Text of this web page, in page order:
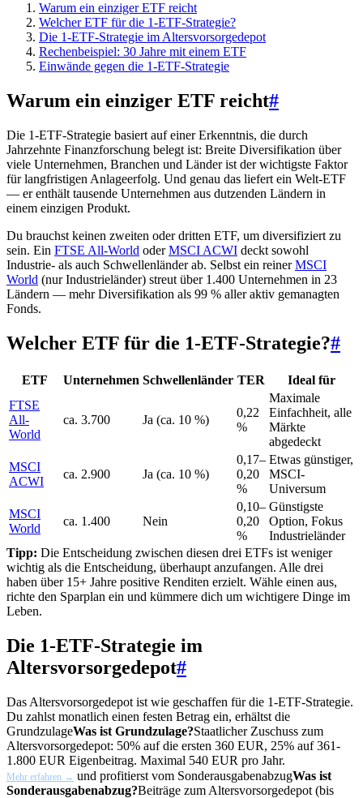
Warum ein einziger ETF reicht
Welcher ETF für die 1-ETF-Strategie?
Die 1-ETF-Strategie im Altersvorsorgedepot
Rechenbeispiel: 30 Jahre mit einem ETF
Einwände gegen die 1-ETF-Strategie
Warum ein einziger ETF reicht#
Die 1-ETF-Strategie basiert auf einer Erkenntnis, die durch
Jahrzehnte Finanzforschung belegt ist: Breite Diversifikation über
viele Unternehmen, Branchen und Länder ist der wichtigste Faktor
für langfristigen Anlageerfolg. Und genau das liefert ein Welt-ETF
— er enthält tausende Unternehmen aus dutzenden Ländern in
einem einzigen Produkt.
Du brauchst keinen zweiten oder dritten ETF, um diversifiziert zu
sein. Ein FTSE All-World oderMSCI ACWI deckt sowohl
Industrie- als auch Schwellenländer ab. Selbst ein reinerMSCI
World (nur Industrieländer) streut über 1.400 Unternehmen in 23
Ländern — mehr Diversifikation als 99 % aller aktiv gemanagten
Fonds.
Welcher ETF für die 1-ETF-Strategie?#
ETF Unternehmen Schwellenländer TER
Ideal für
FTSE
All-
World
ca. 3.700 Ja (ca. 10 %)
0,22
%
Maximale
Einfachheit, alle
Märkte
abgedeckt
MSCI
ACWI
ca. 2.900 Ja (ca. 10 %)
0,17–
0,20
%
Etwas günstiger,
MSCI-
Universum
MSCI
World
ca. 1.400 Nein
0,10–
0,20
%
Günstigste
Option, Fokus
Industrieländer
Tipp: Die Entscheidung zwischen diesen drei ETFs ist weniger
wichtig als die Entscheidung, überhaupt anzufangen. Alle drei
haben über 15+ Jahre positive Renditen erzielt. Wähle einen aus,
richte den Sparplan ein und kümmere dich um wichtigere Dinge im
Leben.
Die 1-ETF-Strategie im
Altersvorsorgedepot#
Das Altersvorsorgedepot ist wie geschaffen für die 1-ETF-Strategie.
Du zahlst monatlich einen festen Betrag ein, erhältst die
GrundzulageWas ist Grundzulage?Staatlicher Zuschuss zum
Altersvorsorgedepot: 50% auf die ersten 360 EUR, 25% auf 361-
1.800 EUR Eigenbeitrag. Maximal 540 EUR pro Jahr.
Mehr erfahren → und profitierst vom SonderausgabenabzugWas ist
Sonderausgabenabzug?Beiträge zum Altersvorsorgedepot (bis